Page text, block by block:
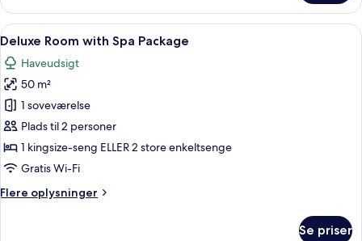
værelse
(Alaya
Room
1x
Airport
Transfer)
Indlæs
alle
billeder
af
Deluxe
Room
with
Spa
Et hotelværelse med seng,
5
Deluxe Room with Spa Package
Haveudsigt
50 m²
1 soveværelse
Plads til 2 personer
1 kingsize-seng ELLER 2 store enkeltsenge
Gratis Wi-Fi
Flere oplysninger
Flere
Se priser